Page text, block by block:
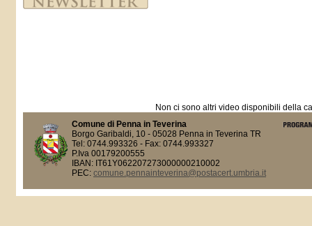
Non ci sono altri video disponibili della
Comune di Penna in Teverina
Borgo Garibaldi, 10 - 05028 Penna in Teverina TR
Tel: 0744.993326 - Fax: 0744.993327
P.Iva 00179200555
IBAN: IT61Y062207273000000210002
PEC: comune.pennainteverina@postacert.umbria.it